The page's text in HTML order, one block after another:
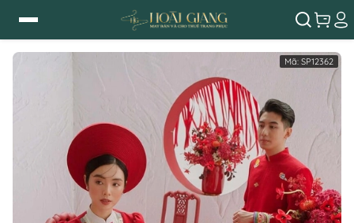
Mã: SP12362